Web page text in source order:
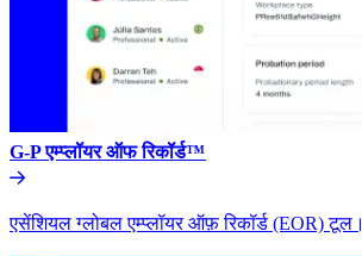
G-P एम्प्लॉयर ऑफ रिकॉर्ड™​​
एसेंशियल ग्लोबल एम्प्लॉयर ऑफ़ रिकॉर्ड (EOR) टूल।​​